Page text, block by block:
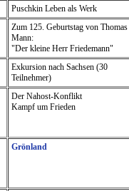
Puschkin Leben als Werk
Zum 125. Geburtstag von Thomas
Mann:
"Der kleine Herr Friedemann"
Exkursion nach Sachsen (30
Teilnehmer)
Der Nahost-Konflikt
Kampf um Frieden
Grönland